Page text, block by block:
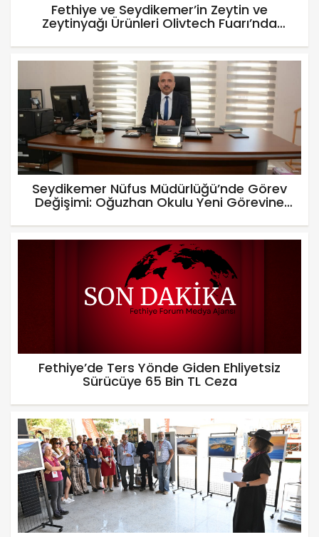
Fethiye ve Seydikemer’in Zeytin ve
Zeytinyağı Ürünleri Olivtech Fuarı’nda
Seydikemer Nüfus Müdürlüğü’nde Görev
Değişimi: Oğuzhan Okulu Yeni Görevine
Fethiye’de Ters Yönde Giden Ehliyetsiz
Sürücüye 65 Bin TL Ceza